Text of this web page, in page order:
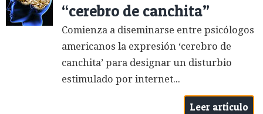
“cerebro de canchita”
Comienza a diseminarse entre psicólogos
americanos la expresión ‘cerebro de
canchita’ para designar un disturbio
estimulado por internet...
Leer artículo